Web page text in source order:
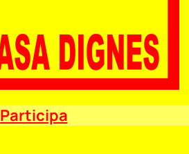
Participa